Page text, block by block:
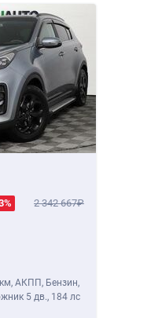
2 342 667
, АКПП, Бензин,
5 дв., 184 лс